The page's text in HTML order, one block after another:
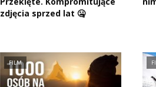
zdjęcia sprzed lat 🤐
FILM